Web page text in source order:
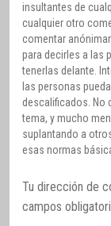
insultantes de
cualquier otro
comentar
para decirles a las
tenerlas delante.
las personas
descalificados. No
tema, y mucho
suplantando a
esas normas
Tu dirección de
campos